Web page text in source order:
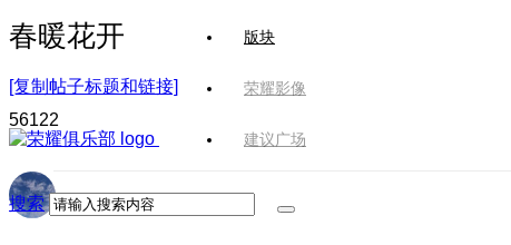
版块
荣耀影像
建议广场
搜索
春暖花开
[复制帖子标题和链接]
56122